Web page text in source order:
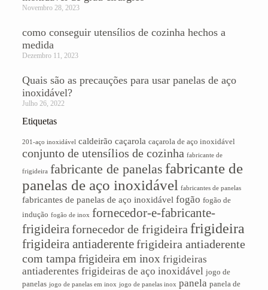
Novembro 28, 2023
como conseguir utensílios de cozinha hechos a
medida
Dezembro 11, 2023
Quais são as precauções para usar panelas de aço
inoxidável?
Julho 26, 2022
Etiquetas
201-aço inoxidável caldeirão caçarola caçarola de aço inoxidável
conjunto de utensílios de cozinha fabricante de
frigideira fabricante de panelas fabricante de
panelas de aço inoxidável fabricantes de panelas
fabricantes de panelas de aço inoxidável fogão fogão de
indução fogão de inox fornecedor-e-fabricante-
frigideirafornecedor de frigideira frigideira
frigideira antiaderentefrigideira antiaderente
com tampa frigideira em inox frigideiras
antiaderentes frigideiras de aço inoxidável jogo de
panelas jogo de panelas em inox jogo de panelas inox panela panela de